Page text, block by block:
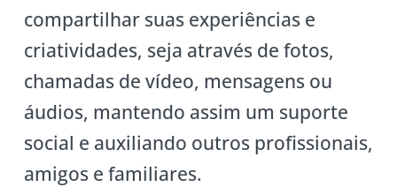
compartilhar suas experiências e
criatividades, seja através de fotos,
chamadas de vídeo, mensagens ou
áudios, mantendo assim um suporte
social e auxiliando outros profissionais,
amigos e familiares.